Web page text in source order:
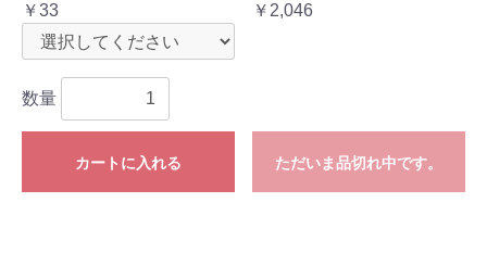
￥33
数量
カートに入れる
￥2,046
ただいま品切れ中です。